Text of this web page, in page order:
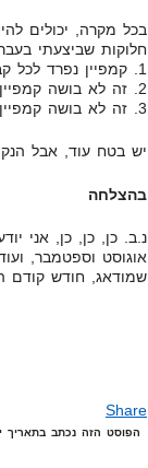
בכל מקרה, יכולים
חלוקות שביצעתי
1. קמפיין נפרד לכל קבוצת יבשות (לפי איזורי זמן)
2. זה לא בושה קמפיין עם אדגרופ אחד, ומילת חיפוש אחת
3. זה לא בושה קמפיין עם פלייסמנט אחד
יש בטח עוד, אבל
בהצלחה
נ.ב. כן, כן, כן, אני
אוגוסט וספטמבר,
שמודאג, חודש קודם
Share
הפוסט הזה נכתב בתאריך יום ראשון, 19 באוקטובר, 2008